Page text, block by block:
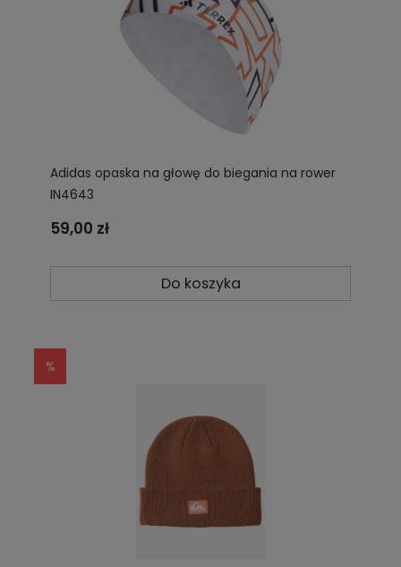
Adidas opaska na głowę do biegania na rower
IN4643
59,00 zł
Do koszyka